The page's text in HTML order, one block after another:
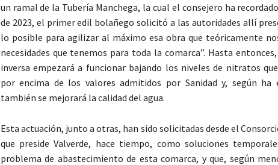
un ramal de la Tubería Manchega, la cual el consejero ha
de 2023, el primer edil bolañego solicitó a las autoridades allí
lo posible para agilizar al máximo esa obra que teóricamente
necesidades que tenemos para toda la comarca”. Hasta
inversa empezará a funcionar bajando los niveles de nitratos
por encima de los valores admitidos por Sanidad y, según ha
también se mejorará la calidad del agua.
Esta actuación, junto a otras, han sido solicitadas desde el
que preside Valverde, hace tiempo, como soluciones
problema de abastecimiento de esta comarca, y que, según